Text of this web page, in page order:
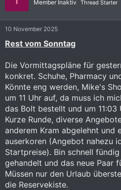
n
Member Inaktiv Thread Starter
10 November 2025
Rest vom Sonntag
Die Vormittagspläne für
konkret. Schuhe, Pharmacy
Könnte eng werden, Mike's
um 11 Uhr auf, da muss ich
das Bolt bestellt und um
Kurze Runde, diverse
anderem Kram abgelehnt und
auserkoren (Angebot nahezu
Startpreise). Bin schnell
gehandelt und das neue Paar
Müssen nur den Urlaub
die Reservekiste.